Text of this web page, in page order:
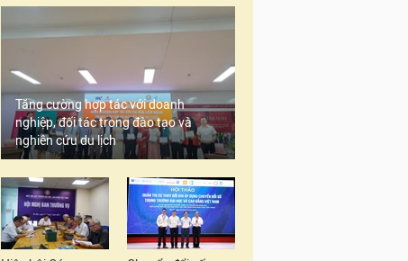
Tăng cường hợp tác với doanh
nghiệp, đối tác trong đào tạo và
nghiên cứu du lịch